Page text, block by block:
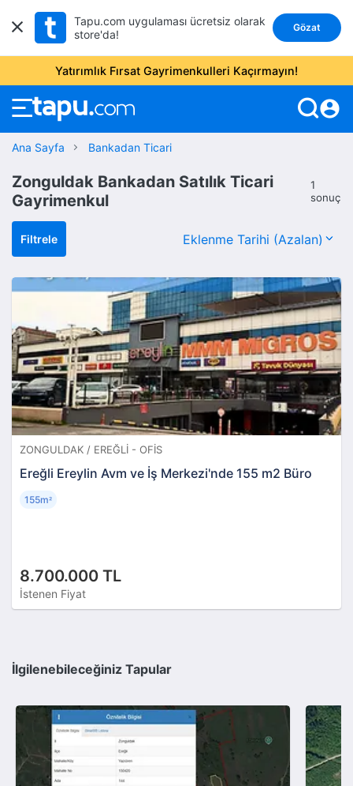
Tapu.com uygulaması ücretsiz olarak
store'da!
Gözat
Yatırımlık Fırsat Gayrimenkulleri Kaçırmayın!
account_circle
Ana Sayfa Bankadan Ticari
Zonguldak Bankadan Satılık Ticari
Gayrimenkul
1
sonuç
Filtrele
ZONGULDAK / EREĞLI - OFIS
Ereğli Ereylin Avm ve İş Merkezi'nde 155 m2 Büro
8.700.000 TL
İstenen Fiyat
155m²
İlgilenebileceğiniz Tapular